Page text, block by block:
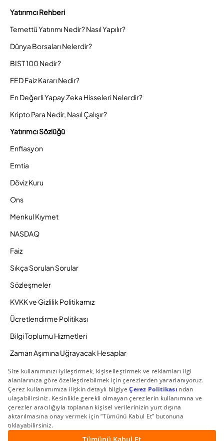
Yatırımcı Rehberi
Temettü Yatırımı Nedir? Nasıl Yapılır?
Dünya Borsaları Nelerdir?
BIST 100 Nedir?
FED Faiz Kararı Nedir?
En Değerli Yapay Zeka Hisseleri Nelerdir?
Kripto Para Nedir, Nasıl Çalışır?
Yatırımcı Sözlüğü
Enflasyon
Emtia
Döviz Kuru
Ons
Menkul Kıymet
NASDAQ
Faiz
Sıkça Sorulan Sorular
Sözleşmeler
KVKK ve Gizlilik Politikamız
Ücretlendirme Politikası
Bilgi Toplumu Hizmetleri
Zaman Aşımına Uğrayacak Hesaplar
Duyurular ve Kampanyalar
© 2026 Gedik Yatırım Menkul Değerler AŞ. Tüm Hakları